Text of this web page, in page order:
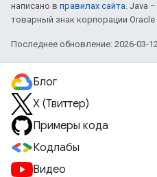
написано в правилах сайта. Java
товарный знак корпорации
Последнее обновление: 2026-03-
Блог
X (Твиттер)
Примеры кода
Кодлабы
Видео